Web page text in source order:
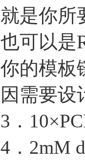
就是你所
也可以是
你的模板
因需要设
3．
4．2mM